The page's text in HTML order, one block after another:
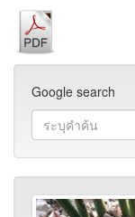
Google search